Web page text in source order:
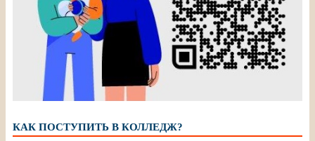
КАК ПОСТУПИТЬ В КОЛЛЕДЖ?